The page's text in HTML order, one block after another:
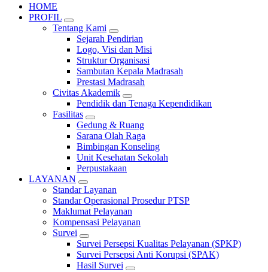
HOME
PROFIL
Tentang Kami
Sejarah Pendirian
Logo, Visi dan Misi
Struktur Organisasi
Sambutan Kepala Madrasah
Prestasi Madrasah
Civitas Akademik
Pendidik dan Tenaga Kependidikan
Fasilitas
Gedung & Ruang
Sarana Olah Raga
Bimbingan Konseling
Unit Kesehatan Sekolah
Perpustakaan
LAYANAN
Standar Layanan
Standar Operasional Prosedur PTSP
Maklumat Pelayanan
Kompensasi Pelayanan
Survei
Survei Persepsi Kualitas Pelayanan (SPKP)
Survei Persepsi Anti Korupsi (SPAK)
Hasil Survei